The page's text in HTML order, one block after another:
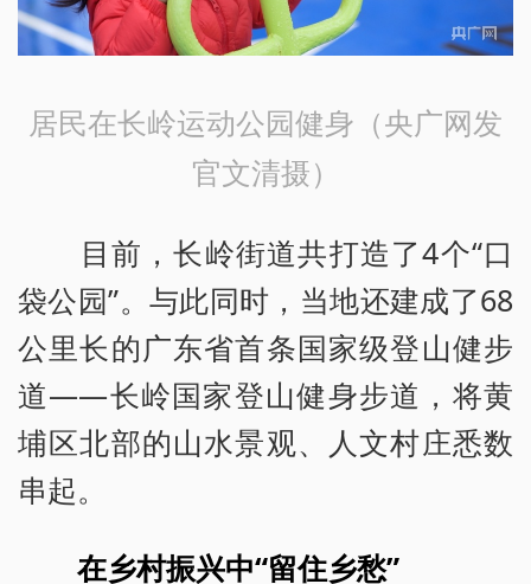
居民在长岭运动公园健身（央广网发
官文清摄）
目前，长岭街道共打造了4个“口
袋公园”。与此同时，当地还建成了68
公里长的广东省首条国家级登山健步
道——长岭国家登山健身步道，将黄
埔区北部的山水景观、人文村庄悉数
串起。
在乡村振兴中“留住乡愁”